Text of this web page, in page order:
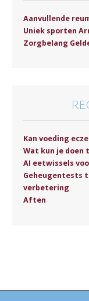
Aanvullende
Uniek sporten
Zorgbelang
Kan voeding
Wat kun je doen
AI eetwissels
Geheugentests
verbetering
Aften